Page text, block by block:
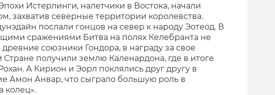
Истерлинги, налетчики в Востока, начали
захватив северные территории королевства.
послали гонцов на север к народу Эотеод. В
сражениями Битва на полях Келебранта не
союзники Гондора, в награду за свое
получили землю Каленардона, где в итоге
А Кирион и Эорл поклялись друг другу в
Амон Анвар, что сыграло большую роль в
колец».